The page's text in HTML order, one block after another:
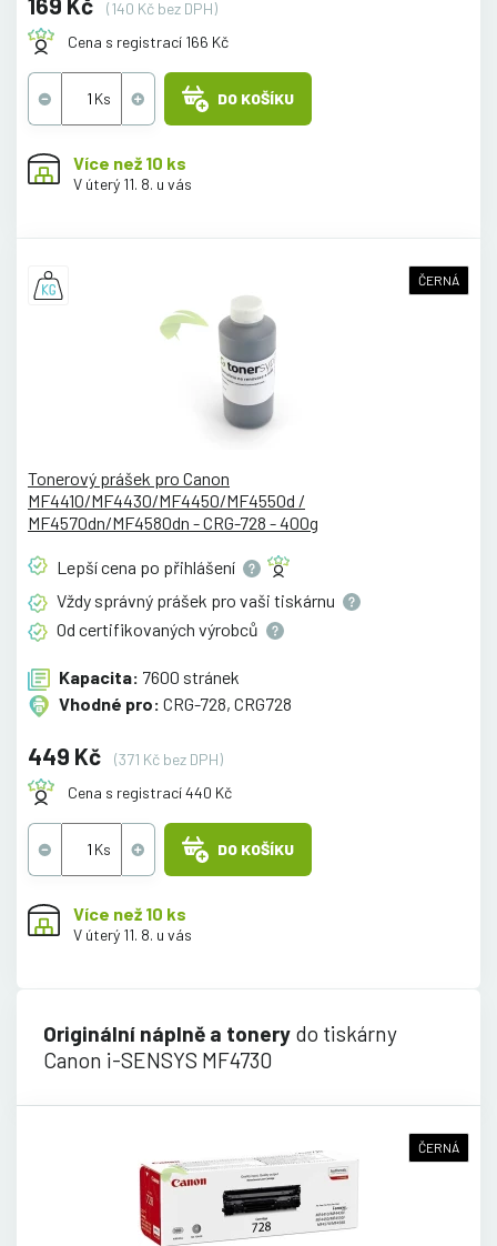
(140 Kč bez DPH)
Cena s registrací 166 Kč
DO KOŠÍKU
Více než 10 ks
V úterý 11. 8. u vás
ČERNÁ
Tonerový prášek pro Canon
MF4410/MF4430/MF4450/MF4550d /
MF4570dn/MF4580dn - CRG-728 - 400g
Lepší cena po přihlášení
Vždy správný prášek pro vaši tiskárnu
Od certifikovaných výrobců
Kapacita: 7600 stránek
Vhodné pro: CRG-728, CRG728
449 Kč
(371 Kč bez DPH)
Cena s registrací 440 Kč
DO KOŠÍKU
Více než 10 ks
V úterý 11. 8. u vás
Originální náplně a tonery do tiskárny
Canon i-SENSYS MF4730
ČERNÁ